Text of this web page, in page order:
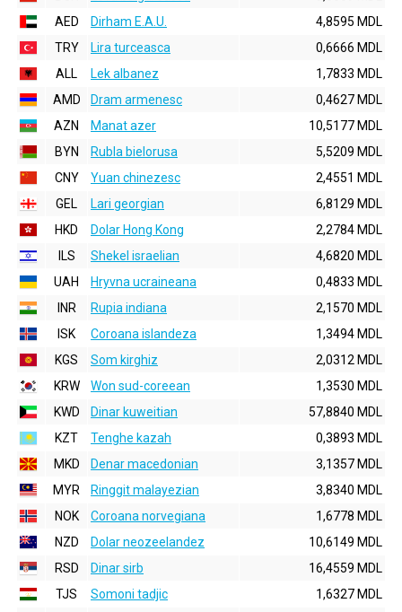
AED
Dirham E.A.U.
4,8595 MDL
TRY
Lira turceasca
0,6666 MDL
ALL
Lek albanez
1,7833 MDL
AMD
Dram armenesc
0,4627 MDL
AZN
Manat azer
10,5177 MDL
BYN
Rubla bielorusa
5,5209 MDL
CNY
Yuan chinezesc
2,4551 MDL
GEL
Lari georgian
6,8129 MDL
HKD
Dolar Hong Kong
2,2784 MDL
ILS
Shekel israelian
4,6820 MDL
UAH
Hryvna ucraineana
0,4833 MDL
INR
Rupia indiana
2,1570 MDL
ISK
Coroana islandeza
1,3494 MDL
KGS
Som kirghiz
2,0312 MDL
KRW
Won sud-coreean
1,3530 MDL
KWD
Dinar kuweitian
57,8840 MDL
KZT
Tenghe kazah
0,3893 MDL
MKD
Denar macedonian
3,1357 MDL
MYR
Ringgit malayezian
3,8340 MDL
NOK
Coroana norvegiana
1,6778 MDL
NZD
Dolar neozeelandez
10,6149 MDL
RSD
Dinar sirb
16,4559 MDL
TJS
Somoni tadjic
1,6327 MDL